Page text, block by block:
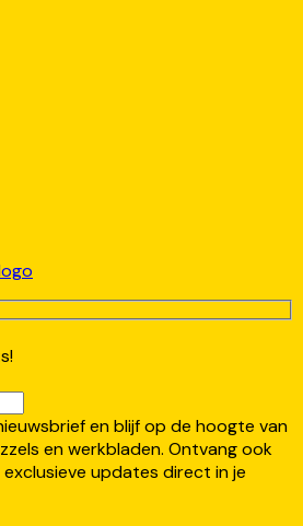
en blijf op de hoogte van
en werkbladen. Ontvang ook
updates direct in je